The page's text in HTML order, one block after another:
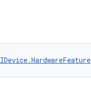
IDevice.HardwareFeature